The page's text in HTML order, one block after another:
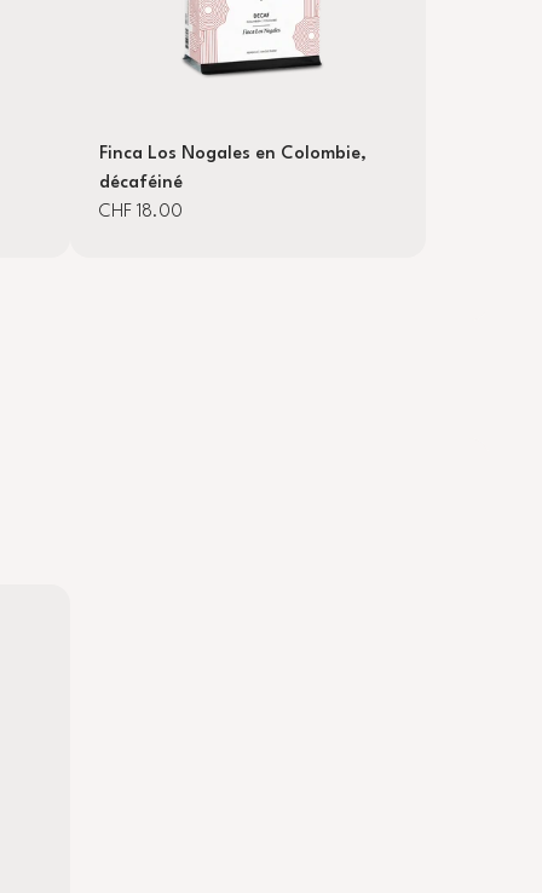
Finca Los Nogales en Colombie,
décaféiné
CHF 18.00